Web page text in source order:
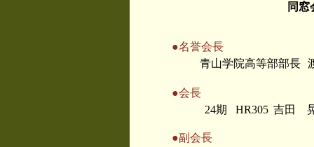
同窓
●名誉会長
青山学院高等部部長
●会長
24期
HR305 吉田
●副会長